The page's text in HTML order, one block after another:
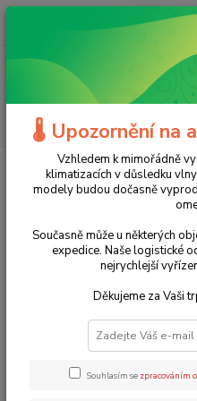
(Po-Ne, 8-20 hod.)
Bílé zboží Klima
Odvlhčovače
Nejprodávanější
Výkonné odvlhčovací zařízení s
kondenzátu pro velké obytné a
Skladem 3 ks a více
🌡️ Upozornění na
Vzhledem k mimořádně
klimatizacích v důsledku
modely budou dočasně
Současně může u některých
expedice. Naše logistické
nejrychlejší
Děkujeme za Vaši
Souhlasím se zpracováním